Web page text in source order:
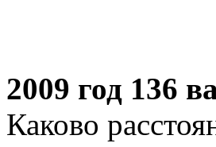
2009 год 136
Каково